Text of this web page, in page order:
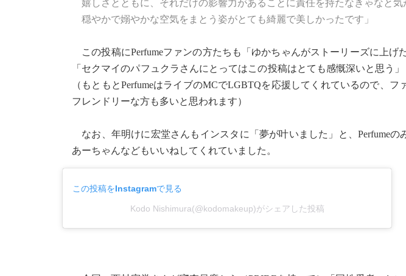
嬉しさとともに、それだけの影響力があることに責任を持たなきゃなと気
穏やかで嫋やかな空気をまとう姿がとても綺麗で美しかったです」
この投稿にPerfumeファンの方たちも「ゆかちゃんがストーリーズに上げ
「セクマイのパフュクラさんにとってはこの投稿はとても感慨深いと思う
（もともとPerfumeはライブのMCでLGBTQを応援してくれているので、
フレンドリーな方も多いと思われます）
なお、年明けに宏堂さんもインスタに「夢が叶いました」と、Perfumeの
あーちゃんなどもいいねしてくれていました。
この投稿をInstagramで見る
Kodo Nishimura(@kodomakeup)がシェアした投稿